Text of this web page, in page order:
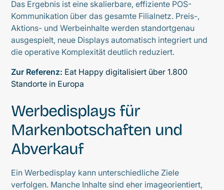
Das Ergebnis ist eine skalierbare, effiziente POS-
Kommunikation über das gesamte Filialnetz. Preis-,
Aktions- und Werbeinhalte werden standortgenau
ausgespielt, neue Displays automatisch integriert und
die operative Komplexität deutlich reduziert.
Zur Referenz: Eat Happy digitalisiert über 1.800
Standorte in Europa
Werbedisplays für
Markenbotschaften und
Abverkauf
Ein Werbedisplay kann unterschiedliche Ziele
verfolgen. Manche Inhalte sind eher imageorientiert,